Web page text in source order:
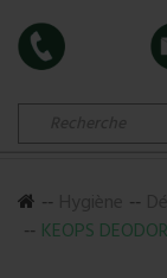
KEOPS